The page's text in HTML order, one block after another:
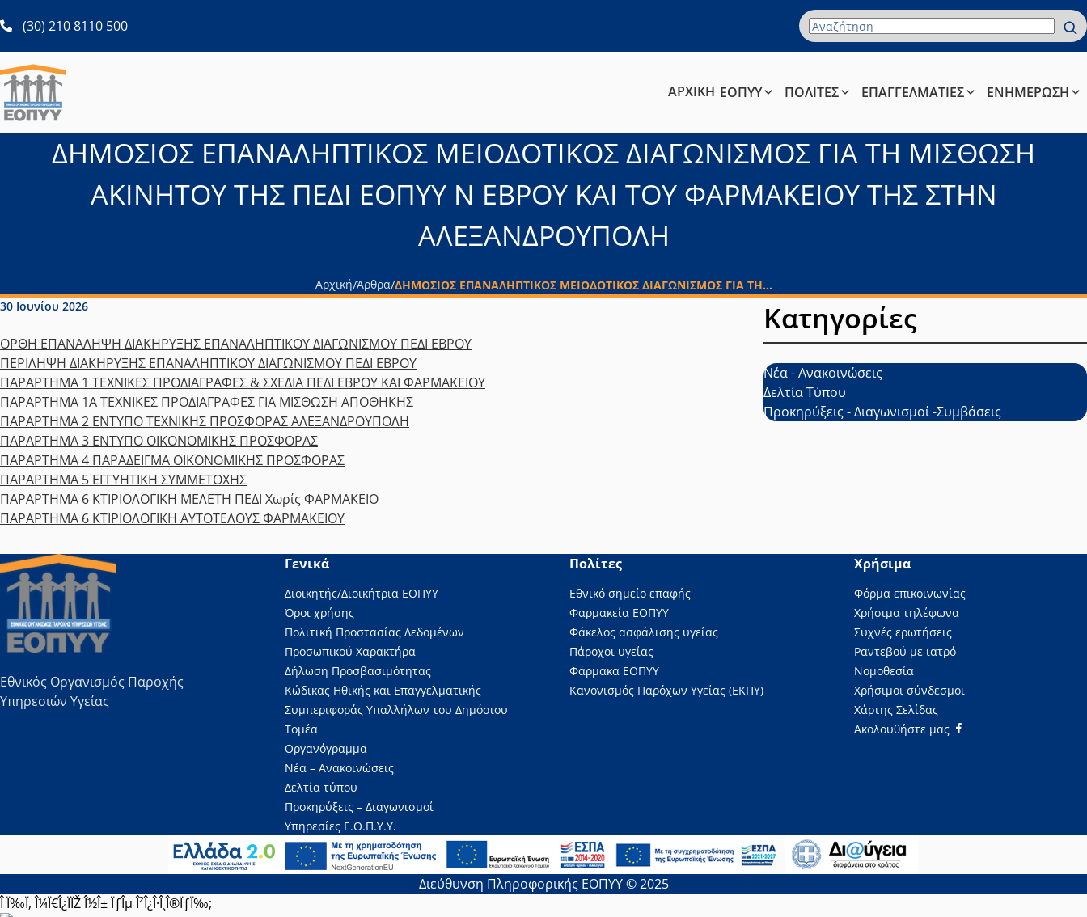
(30) 210 8110 500ανοίγει σε νέα καρτέλα
Όρος Αναζήτησης
ΑΡΧΙΚΗ ΕΟΠΥΥ ΠΟΛΙΤΕΣ ΕΠΑΓΓΕΛΜΑΤΙΕΣ ΕΝΗΜΕΡΩΣΗ
ΔΗΜΟΣΙΟΣ ΕΠΑΝΑΛΗΠΤΙΚΟΣ ΜΕΙΟΔΟΤΙΚΟΣ ΔΙΑΓΩΝΙΣΜΟΣ ΓΙΑ ΤΗ ΜΙΣΘΩΣΗ
ΑΚΙΝΗΤΟΥ ΤΗΣ ΠΕΔΙ ΕΟΠΥΥ Ν ΕΒΡΟΥ ΚΑΙ ΤΟΥ ΦΑΡΜΑΚΕΙΟΥ ΤΗΣ ΣΤΗΝ
ΑΛΕΞΑΝΔΡΟΥΠΟΛΗ
Αρχική/Άρθρα/ΔΗΜΟΣΙΟΣ ΕΠΑΝΑΛΗΠΤΙΚΟΣ ΜΕΙΟΔΟΤΙΚΟΣ ΔΙΑΓΩΝΙΣΜΟΣ ΓΙΑ ΤΗ...
Ημερομηνία δημοσίευσης:
30 Ιουνίου 2026
ΟΡΘΗ ΕΠΑΝΑΛΗΨΗ ΔΙΑΚΗΡΥΞΗΣ ΕΠΑΝΑΛΗΠΤΙΚΟΥ ΔΙΑΓΩΝΙΣΜΟΥ ΠΕΔΙ ΕΒΡΟΥ
ΠΕΡΙΛΗΨΗ ΔΙΑΚΗΡΥΞΗΣ ΕΠΑΝΑΛΗΠΤΙΚΟΥ ΔΙΑΓΩΝΙΣΜΟΥ ΠΕΔΙ ΕΒΡΟΥ
ΠΑΡΑΡΤΗΜΑ 1 ΤΕΧΝΙΚΕΣ ΠΡΟΔΙΑΓΡΑΦΕΣ & ΣΧΕΔΙΑ ΠΕΔΙ ΕΒΡΟΥ ΚΑΙ ΦΑΡΜΑΚΕΙΟΥ
ΠΑΡΑΡΤΗΜΑ 1Α ΤΕΧΝΙΚΕΣ ΠΡΟΔΙΑΓΡΑΦΕΣ ΓΙΑ ΜΙΣΘΩΣΗ ΑΠΟΘΗΚΗΣ
ΠΑΡΑΡΤΗΜΑ 2 ΕΝΤΥΠΟ ΤΕΧΝΙΚΗΣ ΠΡΟΣΦΟΡΑΣ ΑΛΕΞΑΝΔΡΟΥΠΟΛΗ
ΠΑΡΑΡΤΗΜΑ 3 ΕΝΤΥΠΟ ΟΙΚΟΝΟΜΙΚΗΣ ΠΡΟΣΦΟΡΑΣ
ΠΑΡΑΡΤΗΜΑ 4 ΠΑΡΑΔΕΙΓΜΑ ΟΙΚΟΝΟΜΙΚΗΣ ΠΡΟΣΦΟΡΑΣ
ΠΑΡΑΡΤΗΜΑ 5 ΕΓΓΥΗΤΙΚΗ ΣΥΜΜΕΤΟΧΗΣ
ΠΑΡΑΡΤΗΜΑ 6 ΚΤΙΡΙΟΛΟΓΙΚΗ ΜΕΛΕΤΗ ΠΕΔΙ Χωρίς ΦΑΡΜΑΚΕΙΟ
ΠΑΡΑΡΤΗΜΑ 6 ΚΤΙΡΙΟΛΟΓΙΚΗ ΑΥΤΟΤΕΛΟΥΣ ΦΑΡΜΑΚΕΙΟΥ
Κατηγορίες
Νέα - Ανακοινώσεις
Δελτία Τύπου
Προκηρύξεις - Διαγωνισμοί -Συμβάσεις
Εθνικός Οργανισμός Παροχής
Υπηρεσιών Υγείας
Γενικά
Διοικητής/Διοικήτρια ΕΟΠΥΥ
Όροι χρήσης
Πολιτική Προστασίας Δεδομένων
Προσωπικού Χαρακτήρα
Δήλωση Προσβασιμότητας
Κώδικας Ηθικής και Επαγγελματικής
Συμπεριφοράς Υπαλλήλων του Δημόσιου
Τομέα
Οργανόγραμμα
Νέα – Ανακοινώσεις
Δελτία τύπου
Προκηρύξεις – Διαγωνισμοί
Υπηρεσίες Ε.Ο.Π.Υ.Υ.
Πολίτες
Εθνικό σημείο επαφής
Φαρμακεία ΕΟΠΥΥ
Φάκελος ασφάλισης υγείας
Πάροχοι υγείας
Φάρμακα ΕΟΠΥΥ
Κανονισμός Παρόχων Υγείας (ΕΚΠΥ)
Χρήσιμα
Φόρμα επικοινωνίας
Χρήσιμα τηλέφωνα
Συχνές ερωτήσεις
Ραντεβού με ιατρό
Νομοθεσία
Χρήσιμοι σύνδεσμοι
Χάρτης Σελίδας
Ακολουθήστε μας
Διεύθυνση Πληροφορικής ΕΟΠΥΥ © 2025
Î Ï‰Ï‚ Î¼Ï€Î¿ÏÏŽ Î½Î± ÏƒÎµ Î²Î¿Î·Î¸Î®ÏƒÏ‰;